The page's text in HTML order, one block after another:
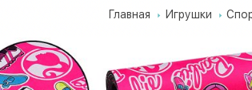
Главная Игрушки